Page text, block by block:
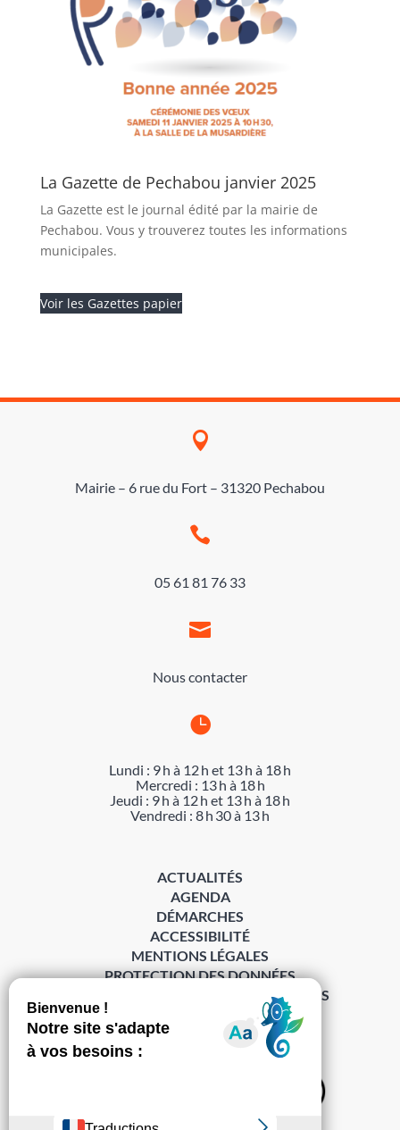
La Gazette de Pechabou janvier 2025
La Gazette est le journal édité par la mairie de
Pechabou. Vous y trouverez toutes les informations
municipales.
Voir les Gazettes papier

Mairie – 6 rue du Fort – 31320 Pechabou

05 61 81 76 33

Nous contacter

Lundi : 9 h à 12 h et 13 h à 18 h
Mercredi : 13 h à 18 h
Jeudi : 9 h à 12 h et 13 h à 18 h
Vendredi : 8 h 30 à 13 h
S’abonner à la Gazette ›
ACTUALITÉS
AGENDA
DÉMARCHES
ACCESSIBILITÉ
MENTIONS LÉGALES
PROTECTION DES DONNÉES
POLITIQUE DE GESTION DES COOKIES